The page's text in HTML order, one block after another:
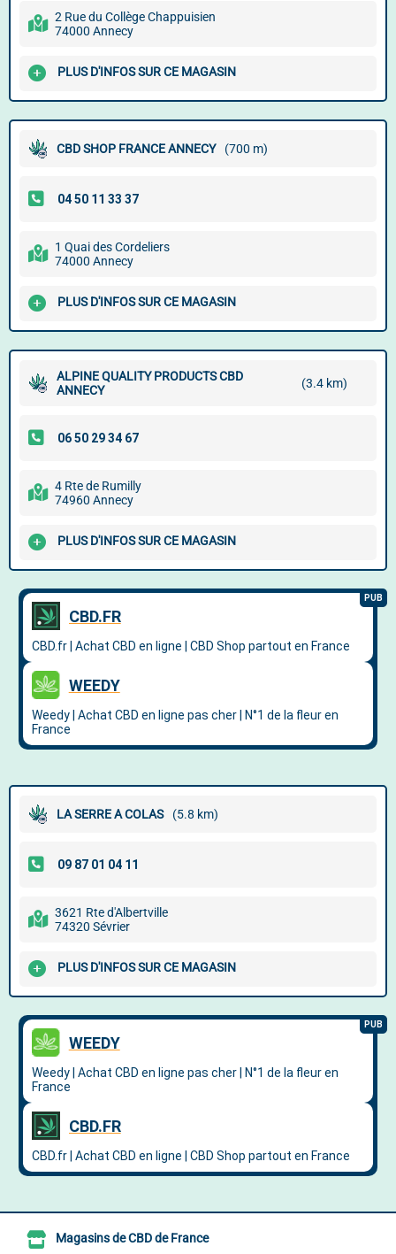
2 Rue du Collège Chappuisien
74000 Annecy
PLUS D'INFOS SUR CE MAGASIN
CBD SHOP FRANCE ANNECY (700 m)
1 Quai des Cordeliers
74000 Annecy
PLUS D'INFOS SUR CE MAGASIN
ALPINE QUALITY PRODUCTS CBD
ANNECY
(3.4 km)
4 Rte de Rumilly
74960 Annecy
PLUS D'INFOS SUR CE MAGASIN
LA SERRE A COLAS (5.8 km)
3621 Rte d'Albertville
74320 Sévrier
PLUS D'INFOS SUR CE MAGASIN
Magasins de CBD de France